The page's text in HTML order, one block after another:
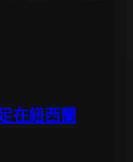
在紐西蘭